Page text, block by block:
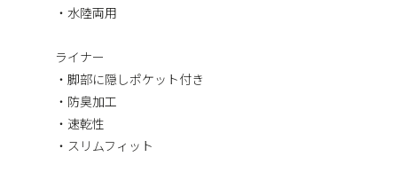
・水陸両用
ライナー
・脚部に隠しポケット付き
・防臭加工
・速乾性
・スリムフィット